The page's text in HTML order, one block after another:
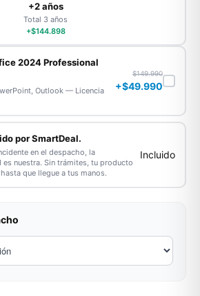
+2 años
Total 3 años
+$144.898
2024 Professional
Outlook — Licencia
$149.990
+$49.990
por SmartDeal.
en el despacho, la
es nuestra. Sin trámites, tu producto
que llegue a tus manos.
Incluido